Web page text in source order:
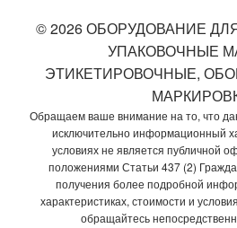
© 2026 ОБОРУДОВАНИЕ
УПАКОВОЧНЫЕ
ЭТИКЕТИРОВОЧНЫЕ,
Обращаем ваше внимание на то, что
исключительно информационный
условиях не является публичной
положениями Статьи 437 (2)
получения более подробной
характеристиках, стоимости и
обращайтесь